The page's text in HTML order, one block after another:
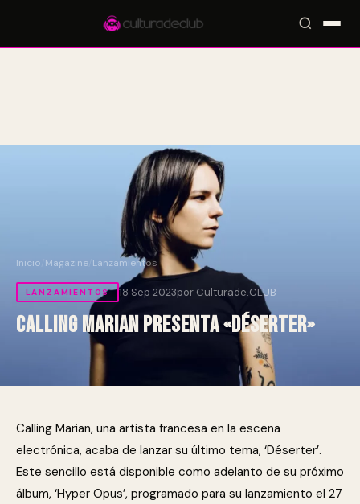
Inicio Magazine Lanzamientos
LANZAMIENTOS 18 Sep 2023por Culturade.CLUB
Calling Marian presenta «Déserter»
Calling Marian, una artista francesa en la escena
electrónica, acaba de lanzar su último tema, ‘Déserter’.
Este sencillo está disponible como adelanto de su próximo
álbum, ‘Hyper Opus’, programado para su lanzamiento el 27